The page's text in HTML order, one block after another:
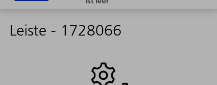
Leiste - 1728066